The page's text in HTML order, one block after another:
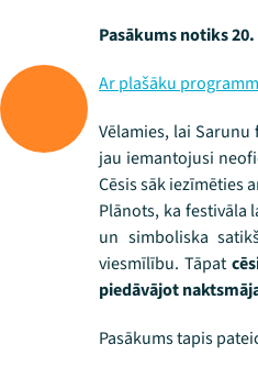
Pasākums notiks
Ar plašāku
Vēlamies, lai
jau iemantojusi
Cēsis sāk iezīmēties
Plānots, ka festivāla
un simboliska
viesmīlību. Tāpat
piedāvājot
Pasākums tapis